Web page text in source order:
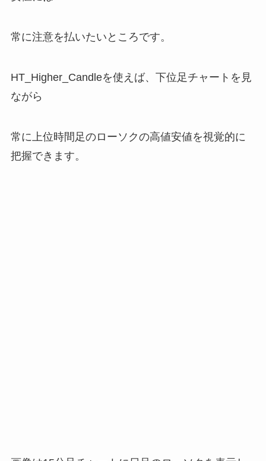
常に注意を払いたいところです。
HT_Higher_Candleを使えば、下位足チャートを見
ながら
常に上位時間足のローソクの高値安値を視覚的に
把握できます。